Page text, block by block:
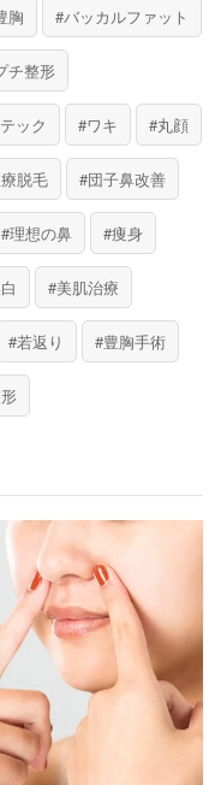
胸 バッカルファット
チ整形
ック ワキ 丸顔
脱毛 団子鼻改善
理想の鼻 痩身
美肌治療
若返り 豊胸手術